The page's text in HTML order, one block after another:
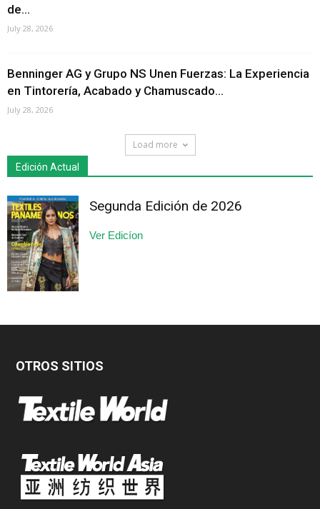
de...
July 28, 2026
Benninger AG y Grupo NS Unen Fuerzas: La Experiencia
en Tintorería, Acabado y Chamuscado...
July 28, 2026
Load more
Edición Actual
Segunda Edición de 2026
Ver Edicíon
OTROS SITIOS